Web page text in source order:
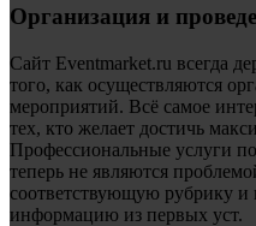
Организация и
Сайт Eventmarket.ru всегда
того, как осуществляются
мероприятий. Всё самое
тех, кто желает достичь
Профессиональные услуги
теперь не являются
соответствующую рубрику и
информацию из первых уст.